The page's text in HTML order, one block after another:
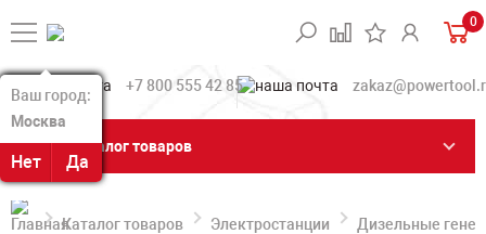
Ваш город:
Москва
Нет Да
Ваш город:
Москва
Нет Да
0
+7 800 555 42 85
Каталог товаров
Каталог товаров Электростанции Дизельные